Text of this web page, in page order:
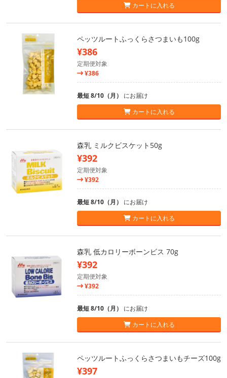
カートに入れる
ペッツルートふっくらさつまいも100g
¥386
定期便対象
¥386
最短 8/10（月） にお届け
カートに入れる
森乳 ミルクビスケット50g
¥392
定期便対象
¥392
最短 8/10（月） にお届け
カートに入れる
森乳 低カロリーボーンビス 70g
¥392
定期便対象
¥392
最短 8/10（月） にお届け
カートに入れる
ペッツルートふっくらさつまいもチーズ100g
¥397